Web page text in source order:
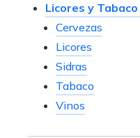
Licores y Tabaco
Cervezas
Licores
Sidras
Tabaco
Vinos